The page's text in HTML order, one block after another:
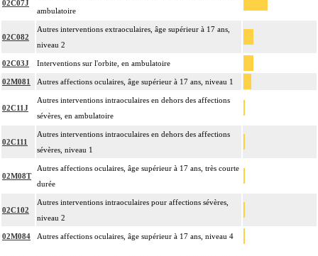
02C07J
ambulatoire
02C082
Autres interventions extraoculaires, âge supérieur à 17 ans,
niveau 2
02C03J Interventions sur l'orbite, en ambulatoire
02M081 Autres affections oculaires, âge supérieur à 17 ans, niveau 1
02C11J
Autres interventions intraoculaires en dehors des affections
sévères, en ambulatoire
02C111
Autres interventions intraoculaires en dehors des affections
sévères, niveau 1
02M08T
Autres affections oculaires, âge supérieur à 17 ans, très courte
durée
02C102
Autres interventions intraoculaires pour affections sévères,
niveau 2
02M084 Autres affections oculaires, âge supérieur à 17 ans, niveau 4